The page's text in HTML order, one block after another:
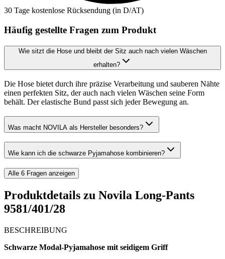
30 Tage kostenlose Rücksendung (in D/AT)
Häufig gestellte Fragen zum Produkt
Wie sitzt die Hose und bleibt der Sitz auch nach vielen Wäschen
erhalten?
Die Hose bietet durch ihre präzise Verarbeitung und sauberen Nähte
einen perfekten Sitz, der auch nach vielen Wäschen seine Form
behält. Der elastische Bund passt sich jeder Bewegung an.
Was macht NOVILA als Hersteller besonders?
Wie kann ich die schwarze Pyjamahose kombinieren?
Alle 6 Fragen anzeigen
Produktdetails zu Novila Long-Pants
9581/401/28
BESCHREIBUNG
Schwarze Modal-Pyjamahose mit seidigem Griff